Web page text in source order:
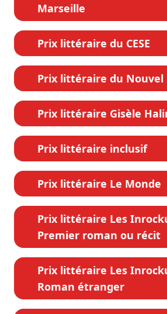
Marseille
Prix littéraire du CESE
Prix littéraire du Nouvel
Prix littéraire Gisèle
Prix littéraire inclusif
Prix littéraire Le Monde
Prix littéraire Les
Premier roman ou récit
Prix littéraire Les
Roman étranger